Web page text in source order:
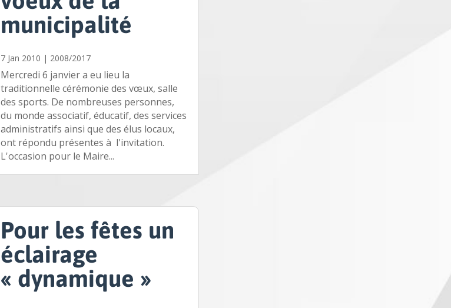
municipalité
7 Jan 2010 | 2008/2017
Mercredi 6 janvier a eu lieu la
traditionnelle cérémonie des vœux, salle
des sports. De nombreuses personnes,
du monde associatif, éducatif, des services
administratifs ainsi que des élus locaux,
ont répondu présentes à l'invitation.
L'occasion pour le Maire...
Pour les fêtes un
éclairage
« dynamique »